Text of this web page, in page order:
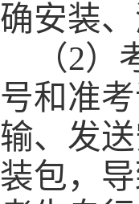
确安装、
（2）
号和准考
输、 发
装包，